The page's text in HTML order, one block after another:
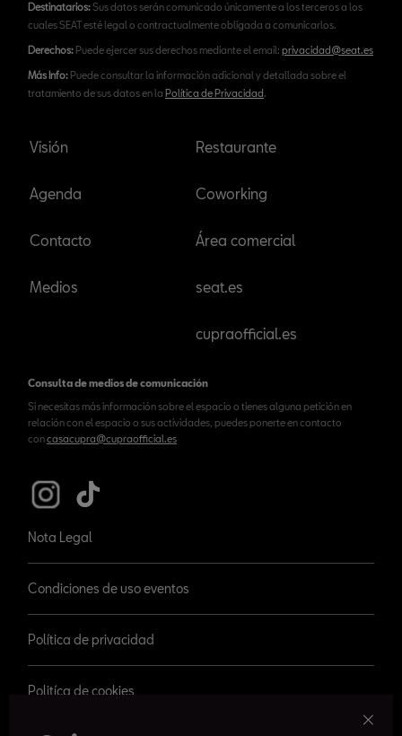
Destinatarios:Sus datos serán comunicado únicamente a los terceros a los
cuales SEAT esté legal o contractualmente obligada a comunicarlos.
Derechos: Puede ejercer sus derechos mediante el email: privacidad@seat.es
Más Info: Puede consultar la información adicional y detallada sobre el
tratamiento de sus datos en la Política de Privacidad.
Visión
Agenda
Contacto
Medios
Restaurante
Coworking
Área comercial
seat.es
cupraofficial.es
Consulta de medios de comunicación
Si necesitas más información sobre el espacio o tienes alguna petición en
relación con el espacio o sus actividades, puedes ponerte en contacto
concasacupra@cupraofficial.es
Nota Legal
Condiciones de uso eventos
Política de privacidad
Politíca de cookies